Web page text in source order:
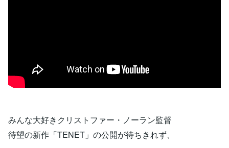
みんな大好きクリストファー・ノーラン監督
待望の新作「TENET」の公開が待ちきれず、